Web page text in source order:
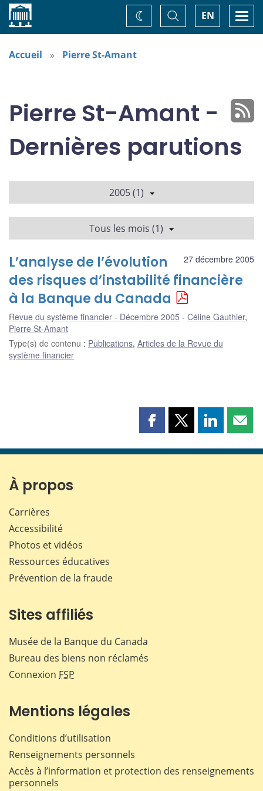
Accueil EN
Basculer
la
recherche
Changez
de
Accueil Pierre St-Amant
Pierre St-Amant -
Dernières parutions
2005 (1)
Tous les mois (1)
27 décembre 2005
L’analyse de l’évolution
des risques d’instabilité financière
à la Banque du Canada
Revue du système financier - Décembre 2005 Céline Gauthier,
Pierre St-Amant
Type(s) de contenu : Publications, Articles de la Revue du
système financier
Partager
page
Partager
page
Partager
page page
À propos
Carrières
Accessibilité
Photos et vidéos
Ressources éducatives
Prévention de la fraude
Sites affiliés
Musée de la Banque du Canada
Bureau des biens non réclamés
Connexion FSP
Mentions légales
Conditions d’utilisation
Renseignements personnels
Accès à l’information et protection des renseignements
personnels